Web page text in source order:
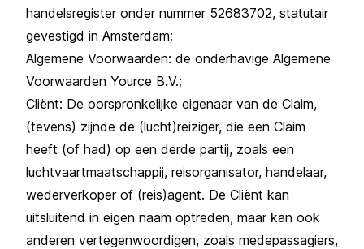
handelsregister onder nummer 52683702, statutair
gevestigd in Amsterdam;
Algemene Voorwaarden: de onderhavige Algemene
Voorwaarden Yource B.V.;
Cliënt: De oorspronkelijke eigenaar van de Claim,
(tevens) zijnde de (lucht)reiziger, die een Claim
heeft (of had) op een derde partij, zoals een
luchtvaartmaatschappij, reisorganisator, handelaar,
wederverkoper of (reis)agent. De Cliënt kan
uitsluitend in eigen naam optreden, maar kan ook
anderen vertegenwoordigen, zoals medepassagiers,